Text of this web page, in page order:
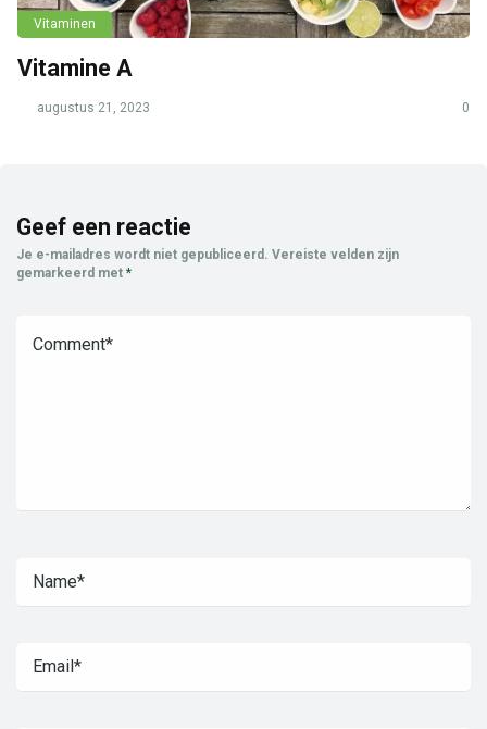
Vitaminen
Vitamine A
augustus 21, 2023 0
Geef een reactie
Je e-mailadres wordt niet gepubliceerd. Vereiste velden zijn
gemarkeerd met *